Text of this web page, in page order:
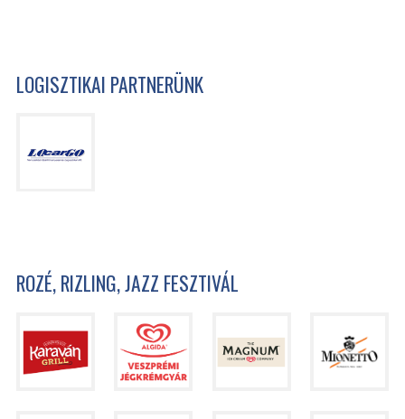
LOGISZTIKAI PARTNERÜNK
ROZÉ, RIZLING, JAZZ FESZTIVÁL